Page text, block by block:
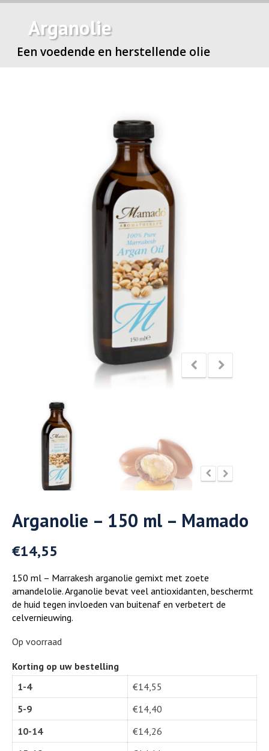
Arganolie
Een voedende en herstellende olie
Arganolie – 150 ml – Mamado
€14,55
150 ml – Marrakesh arganolie gemixt met zoete
amandelolie.Arganolie bevat veel antioxidanten, beschermt
de huid tegen invloeden van buitenaf en verbetert de
celvernieuwing.
Op voorraad
Korting op uw bestelling
1-4
€14,55
5-9
€14,40
10-14
€14,26